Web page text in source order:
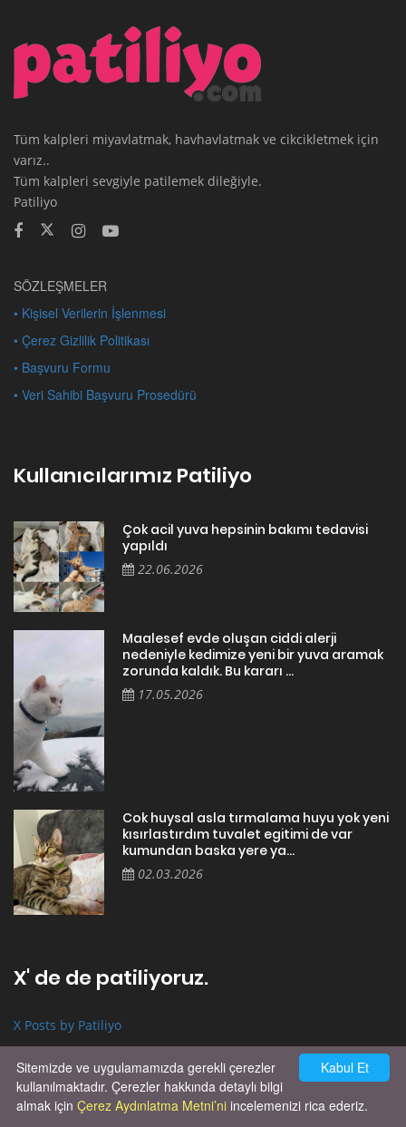
Tüm kalpleri miyavlatmak, havhavlatmak ve cikcikletmek için
varız..
Tüm kalpleri sevgiyle patilemek dileğiyle.
Patiliyo
SÖZLEŞMELER
• Kişisel Verilerin İşlenmesi
• Çerez Gizlilik Politikası
• Başvuru Formu
• Veri Sahibi Başvuru Prosedürü
Kullanıcılarımız Patiliyo
Çok acil yuva hepsinin bakımı tedavisi
yapıldı
22.06.2026
Maalesef evde oluşan ciddi alerji
nedeniyle kedimize yeni bir yuva aramak
zorunda kaldık. Bu kararı ...
17.05.2026
Cok huysal asla tırmalama huyu yok yeni
kısırlastırdım tuvalet egitimi de var
kumundan baska yere ya...
02.03.2026
X' de de patiliyoruz.
X Posts by Patiliyo
Kabul Et
Sitemizde ve uygulamamızda gerekli çerezler
kullanılmaktadır. Çerezler hakkında detaylı bilgi
almak için Çerez Aydınlatma Metni’ni incelemenizi rica ederiz.